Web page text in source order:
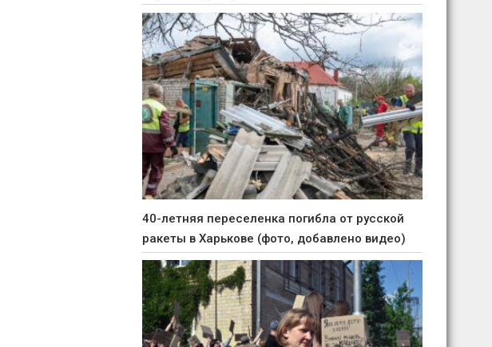
40-летняя переселенка погибла от русской
ракеты в Харькове (фото, добавлено видео)